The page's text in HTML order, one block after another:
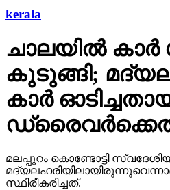
kerala
ചാലയിൽ
കുടുങ്ങി;
കാർ
മലപ്പുറം കൊണ്ടോട്ടി
സ്ഥിരീകരിച്ചത്.